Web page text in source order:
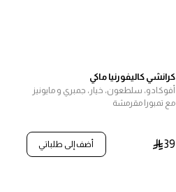
كرانشي كاليفورنيا ماكي
أفوكادو، سلطعون، خيار، جمبري و مايونيز
مع تمبورا مقرمشة
39 أضف إلى طلباتي